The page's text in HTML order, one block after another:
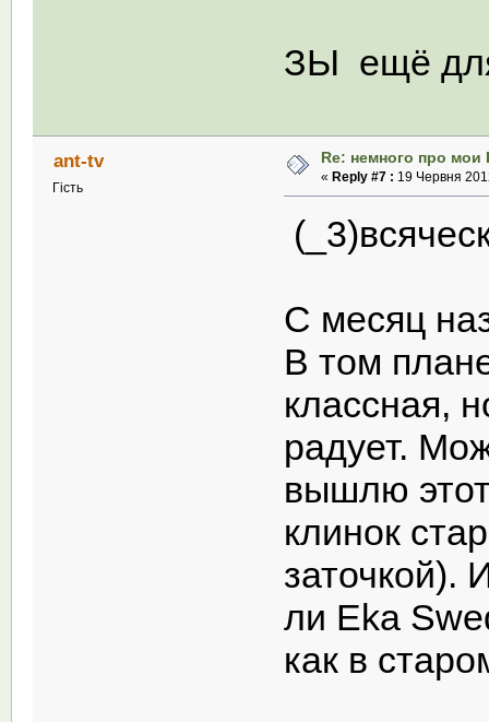
ЗЫ ещё
ant-tv
Гість
Re: немного про мои
« Reply #7 : 19 Червня
С месяц
В том
классная,
радует.
вышлю
клинок
заточкой).
ли Eka
как в